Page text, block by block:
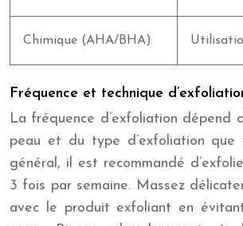
Chimique (AHA/BHA)
Fréquence et technique
La fréquence d’exfoliation dépend
peau et du type d’exfoliation que
général, il est recommandé
3 fois par semaine. Massez
avec le produit exfoliant en